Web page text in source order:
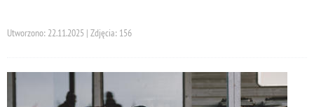
Utworzono: 22.11.2025 | Zdjęcia: 156